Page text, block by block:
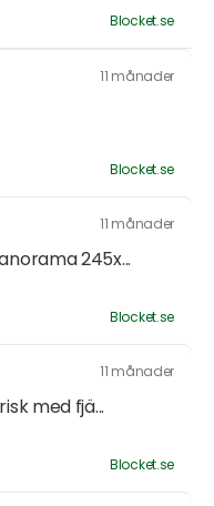
Blocket.se
11 månader
Blocket.se
11 månader
245x...
Blocket.se
11 månader
med fjä...
Blocket.se